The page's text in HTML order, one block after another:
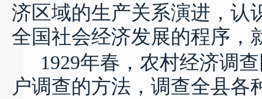
济区域的生产关系演进，认
全国社会经济发展的程序，
1929年春，农村经济调
户调查的方法，调查全县各